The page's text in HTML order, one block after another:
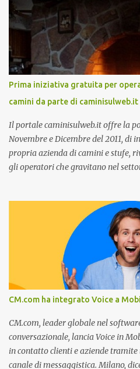
tramite WhatsApp Business ”. Il
14:30 con Cristina Parigi, Country
terrà una presentazione dal titolo:”
Customer care omnicanale: come
clienti ”. I punti che verranno
stato dell’arte e i punti di
comunicazione e quali utilizzare in
previsioni da oggi al 2030 su come
c...
Prima iniziativa gratuita per
camini da parte di caminisulweb.it
Il portale caminisulweb.it offre la
Novembre e Dicembre del 2011, di
propria azienda di camini e stufe,
gli operatori che gravitano nel
impianti di riscaldamento, stufe e
offre la registrazione gratuita a
operanti nel settore. E’ possibile
gratuitamente i propri dati
(che verrà corretta, migliorata e
redattori specializzati), immagini
di 5 servizi e prodotti
aziende vengono ordinate
un algoritmo di ordina...
CM.com ha integrato Voice a
CM.com, leader globale nel
conversazionale, lancia Voice in
in contatto clienti e aziende
canale di messaggistica. Milano,